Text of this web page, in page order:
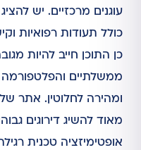
עוגנים מרכזיים. יש
כולל תעודות רפואיות
כן התוכן חייב להיות
ממשלתיים
ומהירה לחלוטין. אתר
מאוד להשיג דירוגים
אופטימיזציה טכנית